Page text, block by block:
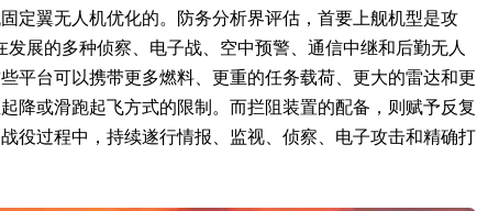
定翼无人机优化的。防务分析界评估，首要上舰机型是攻
展的多种侦察、电子战、空中预警、通信中继和后勤无人
平台可以携带更多燃料、更重的任务载荷、更大的雷达和更
降或滑跑起飞方式的限制。而拦阻装置的配备，则赋予反复
役过程中，持续遂行情报、监视、侦察、电子攻击和精确打